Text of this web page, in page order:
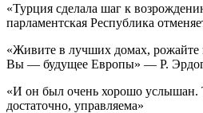
«Турция сделала шаг к
парламентская Республика
«Живите в лучших домах, рожайте
Вы — будущее Европы» — Р.
«И он был очень хорошо услышан.
достаточно, управляема»